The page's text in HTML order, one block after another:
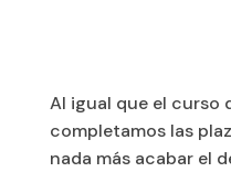
Al igual que el curso
completamos las
nada más acabar el